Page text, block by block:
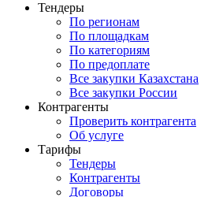
Тендеры
По регионам
По площадкам
По категориям
По предоплате
Все закупки Казахстана
Все закупки России
Контрагенты
Проверить контрагента
Об услуге
Тарифы
Тендеры
Контрагенты
Договоры